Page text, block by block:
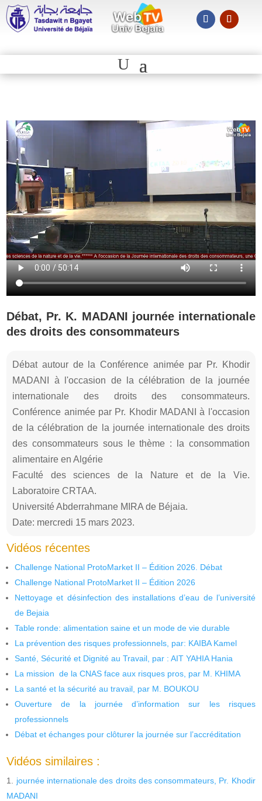
Débat, Pr. K. MADANI journée internationale
des droits des consommateurs
Débat autour de la Conférence animée par Pr. Khodir
MADANI à l'occasion de la célébration de la journée
internationale des droits des consommateurs.
Conférence animée par Pr. Khodir MADANI à l'occasion
de la célébration de la journée internationale des droits
des consommateurs sous le thème : la consommation
alimentaire en Algérie
Faculté des sciences de la Nature et de la Vie.
Laboratoire CRTAA.
Université Abderrahmane MIRA de Béjaia.
Date: mercredi 15 mars 2023.
Vidéos récentes
Challenge National ProtoMarket II – Édition 2026. Débat
Challenge National ProtoMarket II – Édition 2026
Nettoyage et désinfection des installations d’eau de l’université
de Bejaia
Table ronde: alimentation saine et un mode de vie durable
La prévention des risques professionnels, par: KAIBA Kamel
Santé, Sécurité et Dignité au Travail, par : AIT YAHIA Hania
La mission de la CNAS face aux risques pros, par M. KHIMA
La santé et la sécurité au travail, par M. BOUKOU
Ouverture de la journée d’information sur les risques
professionnels
Débat et échanges pour clôturer la journée sur l’accréditation
Vidéos similaires :
journée internationale des droits des consommateurs, Pr. Khodir
MADANI